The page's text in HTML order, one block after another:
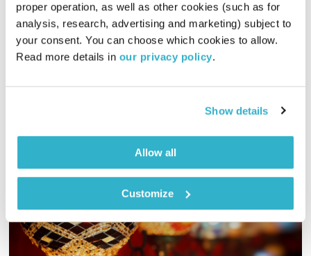
proper operation, as well as other cookies (such as for
analysis, research, advertising and marketing) subject to
your consent. You can choose which cookies to allow.
Read more details in our privacy policy.
Show details
Allow all
Customize
02.07.17
01:58:58
מסע מוזיקלי יומי עם אורי בנקהלטר